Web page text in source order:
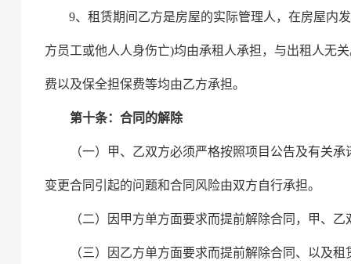
9、租赁期间 乙方是房屋的实际管理人，在房屋内
方员工或他人人身伤亡)均由承租人承担，与出租人无
费以及保全担保费等均由乙方承担。
第十条：合同的解除
（一）甲、乙双方必须严格按照项目公告及有关
变更合同引起的问题和合同风险由双方自行承担。
（二）因甲方单方面要求而提前解除合同，甲、 乙
（三）因乙方单方面要求而提前解除合同、以及